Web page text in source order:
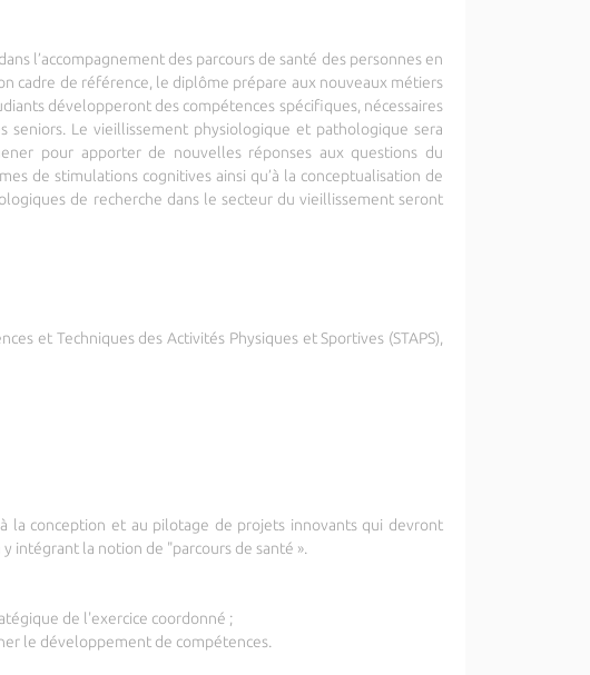
l’accompagnement des parcours de santé des personnes en
cadre de référence, le diplôme prépare aux nouveaux métiers
développeront des compétences spécifiques, nécessaires
seniors. Le vieillissement physiologique et pathologique sera
pour apporter de nouvelles réponses aux questions du
de stimulations cognitives ainsi qu’à la conceptualisation de
de recherche dans le secteur du vieillissement seront
et Techniques des Activités Physiques et Sportives (STAPS),
la conception et au pilotage de projets innovants qui devront
la notion de "parcours de santé ».
de l'exercice coordonné ;
le développement de compétences.